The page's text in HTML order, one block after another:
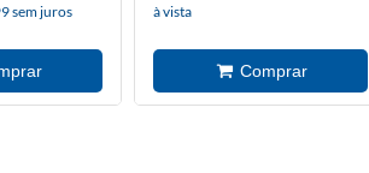
sem juros à vista